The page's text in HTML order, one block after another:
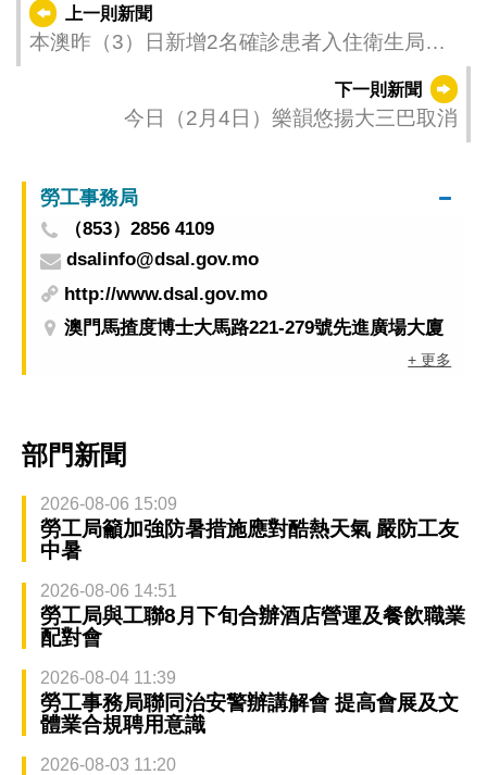
上一則新聞
本澳昨（3）日新增2名確診患者入住衛生局隔
下一則新聞
今日（2月4日）樂韻悠揚大三巴取消
勞工事務局
（853）2856 4109
dsalinfo@dsal.gov.mo
http://www.dsal.gov.mo
澳門馬揸度博士大馬路221-279號先進廣場大廈
+ 更多
部門新聞
2026-08-06 15:09
勞工局籲加強防暑措施應對酷熱天氣 嚴防工友
中暑
2026-08-06 14:51
勞工局與工聯8月下旬合辦酒店營運及餐飲職業
配對會
2026-08-04 11:39
勞工事務局聯同治安警辦講解會 提高會展及文
體業合規聘用意識
2026-08-03 11:20